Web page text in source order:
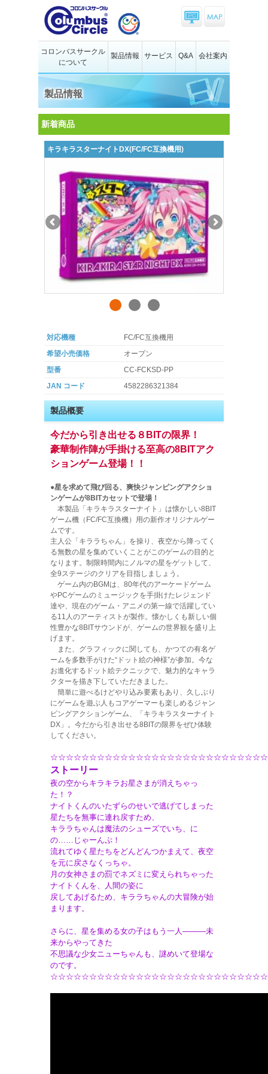
コロンバスサークル
について
製品情報 サービス Q&A 会社案内
製品情報
新着商品
キラキラスターナイトDX(FC/FC互換機用)
対応機種
FC/FC互換機用
希望小売価格
オープン
型番
CC-FCKSD-PP
JAN コード
4582286321384
製品概要
今だから引き出せる８BITの限界！
豪華制作陣が手掛ける至高の8BITアク
ションゲーム登場！！
●星を求めて飛び回る、爽快ジャンピングアクショ
ンゲームが8BITカセットで登場！
本製品「キラキラスターナイト」は懐かしい8BIT
ゲーム機（FC/FC互換機）用の新作オリジナルゲー
ムです。
主人公「キララちゃん」を操り、夜空から降ってく
る無数の星を集めていくことがこのゲームの目的と
なります。制限時間内にノルマの星をゲットして、
全9ステージのクリアを目指しましょう。
ゲーム内のBGMは、80年代のアーケードゲーム
やPCゲームのミュージックを手掛けたレジェンド
達や、現在のゲーム・アニメの第一線で活躍してい
る11人のアーティストが製作。懐かしくも新しい個
性豊かな8BITサウンドが、ゲームの世界観を盛り上
げます。
また、グラフィックに関しても、かつての有名ゲ
ームを多数手がけた“ドット絵の神様”が参加。今な
お進化するドット絵テクニックで、魅力的なキャラ
クターを描き下していただきました。
簡単に遊べるけどやり込み要素もあり、久しぶり
にゲームを遊ぶ人もコアゲーマーも楽しめるジャン
ピングアクションゲーム、「キラキラスターナイト
DX」。今だから引き出せる8BITの限界をぜひ体験
してください。
ストーリー
夜の空からキラキラお星さまが消えちゃっ
た！？
ナイトくんのいたずらのせいで逃げてしまった
星たちを無事に連れ戻すため、
キララちゃんは魔法のシューズでいち、に
の……じゃーんぷ！
流れてゆく星たちをどんどんつかまえて、夜空
を元に戻さなくっちゃ。
月の女神さまの罰でネズミに変えられちゃった
ナイトくんを、人間の姿に
戻してあげるため、キララちゃんの大冒険が始
まります。
さらに、星を集める女の子はもう一人―――未
来からやってきた
不思議な少女ニューちゃんも、謎めいて登場な
のです。